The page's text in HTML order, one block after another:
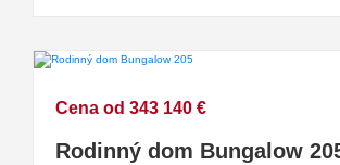
Cena od 343 140 €
Rodinný dom Bungalow